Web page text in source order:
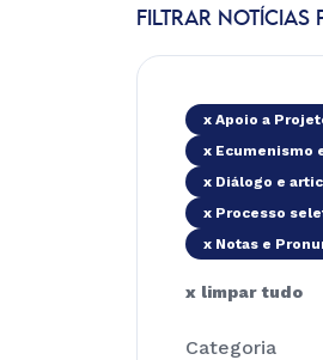
FILTRAR NOTÍCIAS
x Apoio a
x Ecumenismo
x Diálogo e
x Processo
x Notas e
x limpar tudo
Categoria